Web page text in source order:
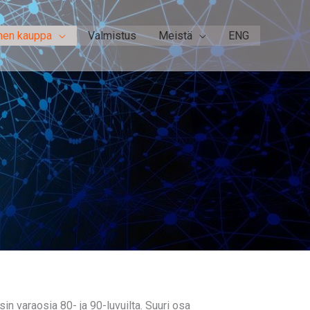
kauppa Valmistus Meistä ENG
varaosia 80- ja 90-luvuilta. Suuri osa